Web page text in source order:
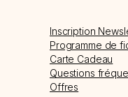
Inscription
Programme de
Carte Cadeau
Questions
Offres